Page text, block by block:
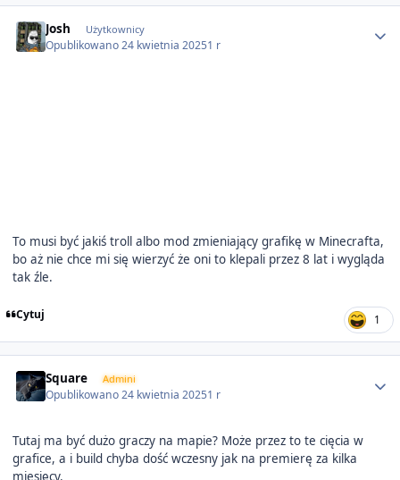
Josh Użytkownicy
Opublikowano24 kwietnia 20251 r
To musi być jakiś troll albo mod zmieniający grafikę w Minecrafta,
bo aż nie chce mi się wierzyć że oni to klepali przez 8 lat i wygląda
tak źle.
Cytuj 1
Square Admini
Opublikowano24 kwietnia 20251 r
Tutaj ma być dużo graczy na mapie? Może przez to te cięcia w
grafice, a i build chyba dość wczesny jak na premierę za kilka
miesięcy.